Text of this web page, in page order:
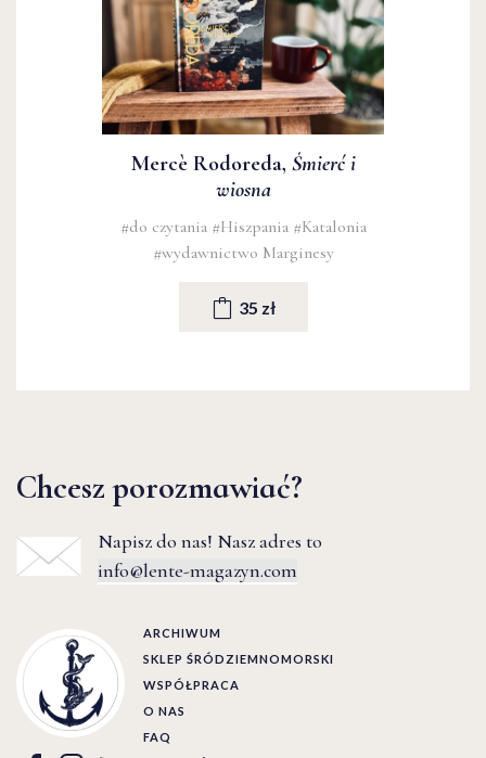
Mercè Rodoreda, Śmierć i
wiosna
#do czytania #Hiszpania #Katalonia
#wydawnictwo Marginesy
35 zł
Chcesz porozmawiać?
Napisz do nas! Nasz adres to
info@lente-magazyn.com
ARCHIWUM
SKLEP ŚRÓDZIEMNOMORSKI
WSPÓŁPRACA
O NAS
FAQ